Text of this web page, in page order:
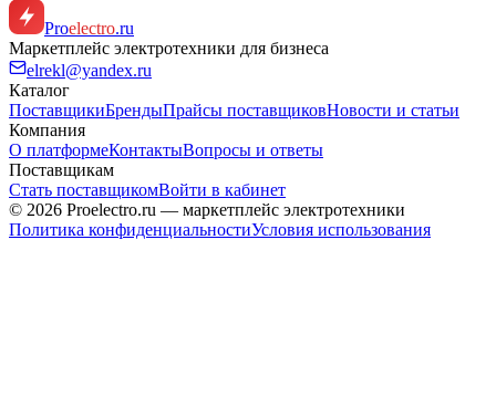
Proelectro.ru
Маркетплейс электротехники для бизнеса
elrekl@yandex.ru
Каталог
ПоставщикиБрендыПрайсы поставщиковНовости и статьи
Компания
О платформеКонтактыВопросы и ответы
Поставщикам
Стать поставщикомВойти в кабинет
© 2026 Proelectro.ru — маркетплейс электротехники
Политика конфиденциальностиУсловия использования